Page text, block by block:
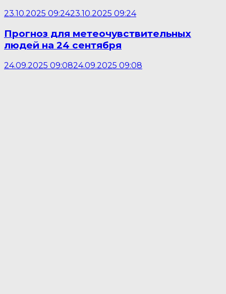
23.10.2025 09:2423.10.2025 09:24
Прогноз для метеочувствительных
людей на 24 сентября
24.09.2025 09:0824.09.2025 09:08